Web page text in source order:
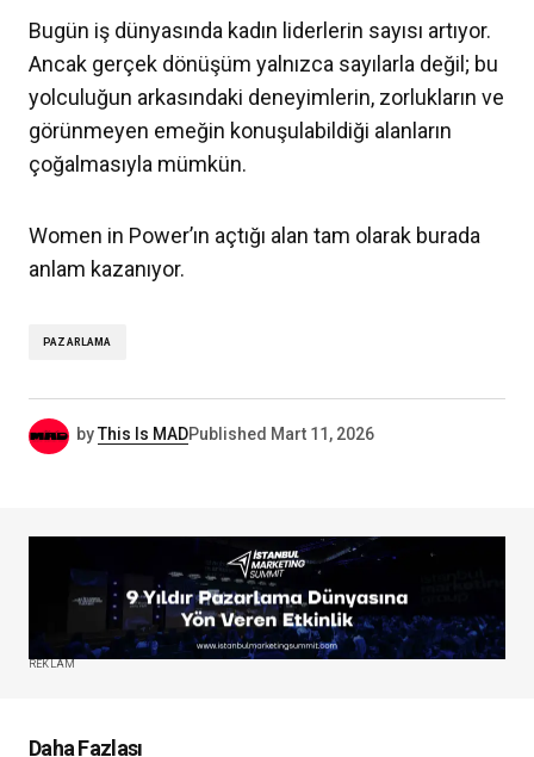
Bugün iş dünyasında kadın liderlerin sayısı artıyor.
Ancak gerçek dönüşüm yalnızca sayılarla değil; bu
yolculuğun arkasındaki deneyimlerin, zorlukların ve
görünmeyen emeğin konuşulabildiği alanların
çoğalmasıyla mümkün.
Women in Power’ın açtığı alan tam olarak burada
anlam kazanıyor.
PAZARLAMA
byThis Is MADPublished Mart 11, 2026
REKLAM
Daha Fazlası